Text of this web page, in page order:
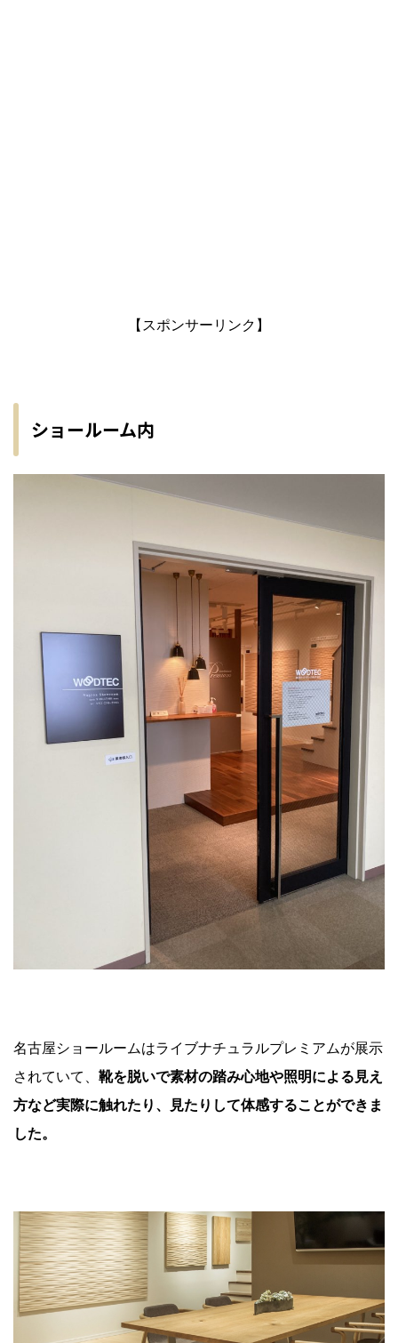
【スポンサーリンク】
ショールーム内
名古屋ショールームはライブナチュラルプレミアムが展示
されていて、 靴を脱いで素材の踏み心地や照明による見え
方など実際に触れたり、見たりして体感することができま
した。